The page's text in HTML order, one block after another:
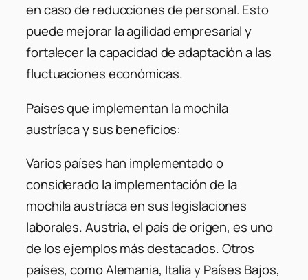
en caso de reducciones de personal. Esto
puede mejorar la agilidad empresarial y
fortalecer la capacidad de adaptación a las
fluctuaciones económicas.
Países que implementan la mochila
austríaca y sus beneficios:
Varios países han implementado o
considerado la implementación de la
mochila austríaca en sus legislaciones
laborales. Austria, el país de origen, es uno
de los ejemplos más destacados. Otros
países, como Alemania, Italia y Países Bajos,